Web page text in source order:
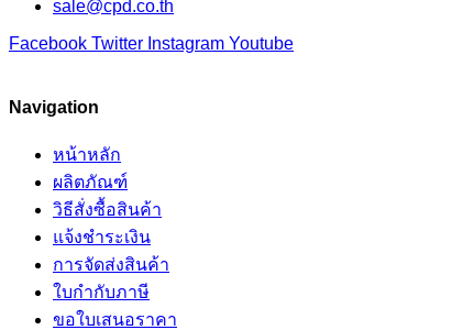
sale@cpd.co.th
Facebook Twitter Instagram Youtube
Navigation
หน้าหลัก
ผลิตภัณฑ์
วิธีสั่งซื้อสินค้า
แจ้งชำระเงิน
การจัดส่งสินค้า
ใบกำกับภาษี
ขอใบเสนอราคา